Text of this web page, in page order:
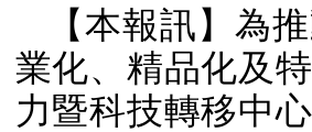
【本報訊】為
業化、精品化及
力暨科技轉移中